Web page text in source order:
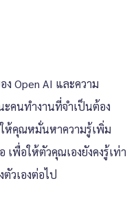
ง Open AI และความ
คนทำงานที่จำเป็นต้อง
ให้คุณหมั่นหาความรู้เพิ่ม
พื่อให้ตัวคุณเองยังคงรู้เท่า
วเองต่อไป